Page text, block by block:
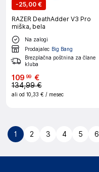
-25,00 €
RAZER DeathAdder V3 Pro
miška, bela
Na zalogi
Prodajalec Big Bang
Brezplačna poštnina za člane
kluba
109 99 €
134,99 €
ali od 10,33 € / mesec
1 2 3 4 5 6